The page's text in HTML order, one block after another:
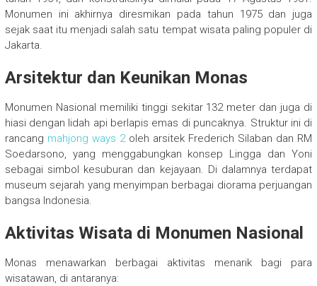
Monumen ini akhirnya diresmikan pada tahun 1975 dan juga
sejak saat itu menjadi salah satu tempat wisata paling populer di
Jakarta.
Arsitektur dan Keunikan Monas
Monumen Nasional memiliki tinggi sekitar 132 meter dan juga di
hiasi dengan lidah api berlapis emas di puncaknya. Struktur ini di
rancang mahjong ways 2oleh arsitek Frederich Silaban dan RM
Soedarsono, yang menggabungkan konsep Lingga dan Yoni
sebagai simbol kesuburan dan kejayaan. Di dalamnya terdapat
museum sejarah yang menyimpan berbagai diorama perjuangan
bangsa Indonesia.
Aktivitas Wisata di Monumen Nasional
Monas menawarkan berbagai aktivitas menarik bagi para
wisatawan, di antaranya: